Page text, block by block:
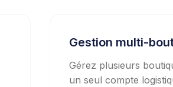
Gestion multi-
Gérez plusieurs
un seul compte